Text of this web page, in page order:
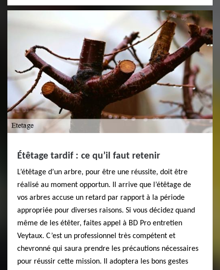
Étêtage tardif : ce qu’il faut retenir
L’étêtage d’un arbre, pour être une réussite, doit être
réalisé au moment opportun. Il arrive que l’étêtage de
vos arbres accuse un retard par rapport à la période
appropriée pour diverses raisons. Si vous décidez quand
même de les étêter, faites appel à BD Pro entretien
Veytaux. C’est un professionnel très compétent et
chevronné qui saura prendre les précautions nécessaires
pour réussir cette mission. Il adoptera les bons gestes